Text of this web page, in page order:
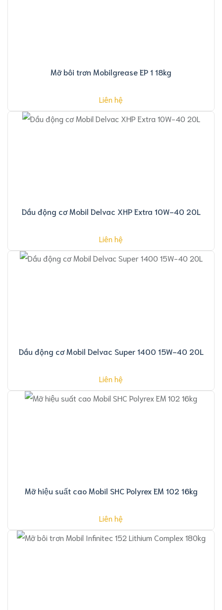
Mỡ bôi trơn Mobilgrease EP 1 18kg
Liên hệ
Dầu động cơ Mobil Delvac XHP Extra 10W-40 20L
Liên hệ
Dầu động cơ Mobil Delvac Super 1400 15W­-40 20L
Liên hệ
Mỡ hiệu suất cao Mobil SHC Polyrex EM 102 16kg
Liên hệ